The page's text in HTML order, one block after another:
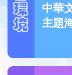
中華
主題